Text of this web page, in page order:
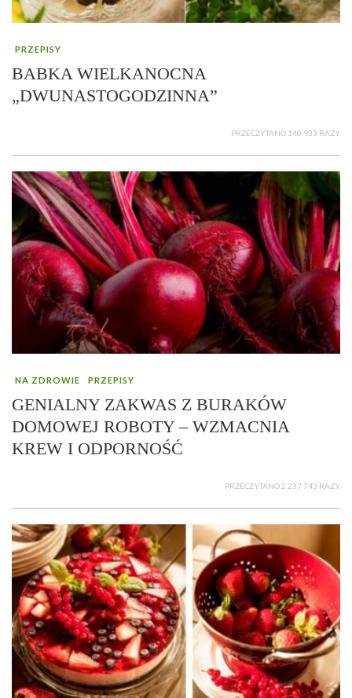
PRZEPISY
BABKA WIELKANOCNA
„DWUNASTOGODZINNA”
PRZECZYTANO 140 933 RAZY
NA ZDROWIE PRZEPISY
GENIALNY ZAKWAS Z BURAKÓW
DOMOWEJ ROBOTY – WZMACNIA
KREW I ODPORNOŚĆ
PRZECZYTANO 2 237 743 RAZY